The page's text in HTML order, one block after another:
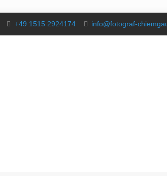
+49 1515 2924174 info@fotograf-